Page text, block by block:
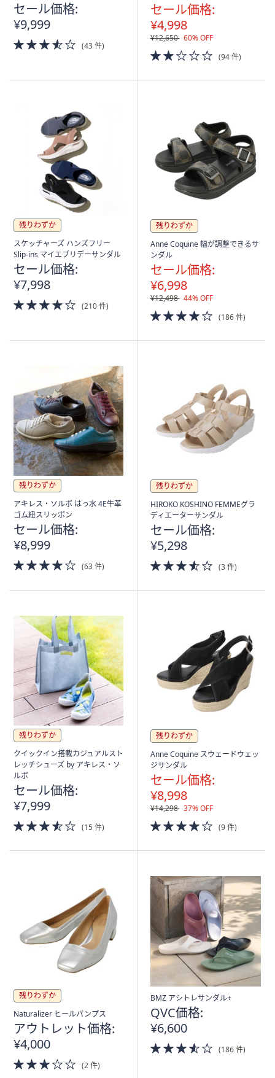
セール価格:
¥9,999
3.5
of
(43 件)
セール価格:
¥4,998
¥12,650 60% OFF
2.0
of
(94 件)
残りわずか
スケッチャーズ ハンズフリー
Slip-ins マイエブリデーサンダル
セール価格:
¥7,998
4.0
of
(210 件)
残りわずか
Anne Coquine 幅が調整できるサ
ンダル
セール価格:
¥6,998
¥12,498 44% OFF
4.0
of
(186 件)
残りわずか
アキレス・ソルボ はっ水 4E牛革
ゴム紐スリッポン
セール価格:
¥8,999
4.0
of
(63 件)
残りわずか
HIROKO KOSHINO FEMMEグラ
ディエーターサンダル
セール価格:
¥5,298
3.5
of
(3 件)
残りわずか
クイックイン搭載カジュアルスト
レッチシューズ by アキレス・ソ
ルボ
セール価格:
¥7,999
3.5
of
(15 件)
残りわずか
Anne Coquine スウェードウェッ
ジサンダル
セール価格:
¥8,998
¥14,298 37% OFF
4.0
of
(9 件)
残りわずか
Naturalizer ヒールパンプス
アウトレット価格:
¥4,000
3.0
of
(2 件)
BMZ アシトレサンダル+
QVC価格:
¥6,600
3.5
of
(186 件)